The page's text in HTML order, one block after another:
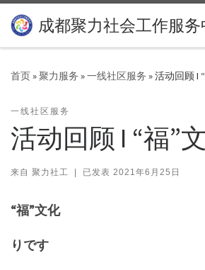
Skip to content
成都聚力社会工作服
首页»聚力服务 »一线社区服务 »活动回顾 I
一线社区服务
活动回顾 I “福”
来自 聚力社工 | 已发表 2021年6月25日
“福”文化
りです